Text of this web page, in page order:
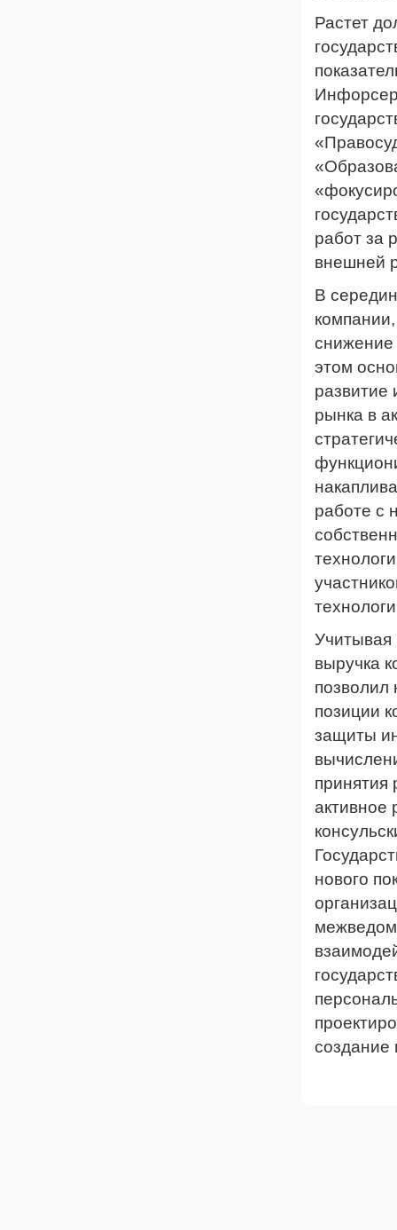
Растет
работ за
внешней
В
снижение
этом
развитие
рынка в
работе с
Учитывая
выручка
позволил
позиции
защиты
принятия
активное
нового
создание